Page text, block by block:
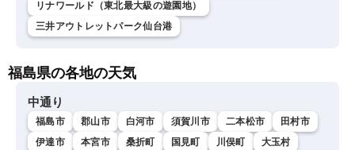
リナワールド（東北最大級の遊園地）
三井アウトレットパーク仙台港
福島県の各地の天気
中通り
福島市 郡山市 白河市 須賀川市 二本松市
田村市
伊達市
本宮市 桑折町 国見町 川俣町 大玉村